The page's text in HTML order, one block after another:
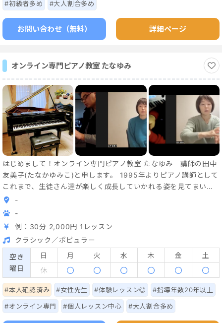
#初級者多め #大人割合多め
お問い合わせ（無料） 詳細ページ
オンライン専門ピアノ教室 たなゆみ
はじめまして！オンライン専門ピアノ教室 たなゆみ 講師の田中
友美子(たなかゆみこ)と申します。 1995年よりピアノ講師として
これまで、生徒さん達が楽しく成長していかれる姿を見てまいり
ましたが、「オンラインでお一人お一人の音楽の楽しみ方に寄り
添ったレッスンをより多くの方に届けたい！」という思いで、
た。 ⚫︎お近くにピアノ教室がない方 ⚫︎お忙しかったりご事情があ
ったりして教室に通えない方 ⚫︎おうちで気軽にピアノ始めたい方
⚫︎独学で練習されていてアドバイスがほしい方 ⚫︎感染症が不安な
方 ⚫︎お子様にピアノを習わせたい保護者様がお忙しく送迎が難し
いためピアノレッスンを諦めていらっしゃる方 このような方々に
オンラインレッスンがおすすめです！ オンラインピアノレッスン
室ブログはこちらです。↓ https://ameblo.jp/tanayumipiano/
-
-
例：30分 2,000円 1レッスン
クラシック／ポピュラー
空き
曜日
日 月 火 水 木 金
土
休
#本人確認済み #女性先生 #体験レッスン◎ #指導年数20年以上
#オンライン専門 #個人レッスン中心 #大人割合多め